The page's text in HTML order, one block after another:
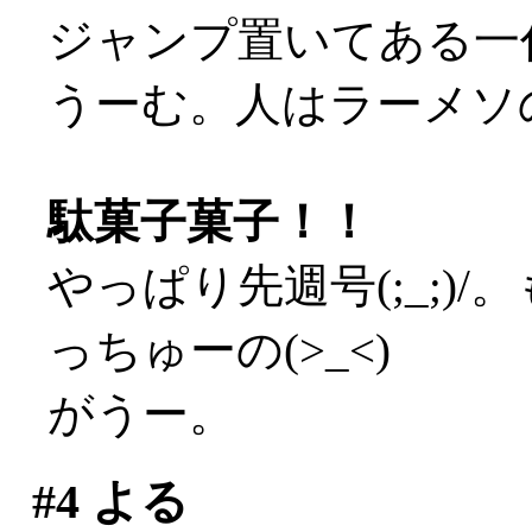
ジャンプ置いてある
うーむ。人はラーメ
駄菓子菓子！！
やっぱり先週号(;_;)/
っちゅーの(>_<)
がうー。
#4よる